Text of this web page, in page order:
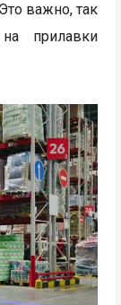
важно, так
прилавки